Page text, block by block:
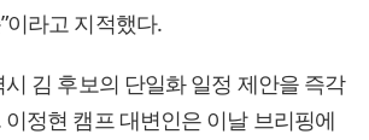
이라고 지적했다.
김 후보의 단일화 일정 제안을 즉각
정현 캠프 대변인은 이날 브리핑에